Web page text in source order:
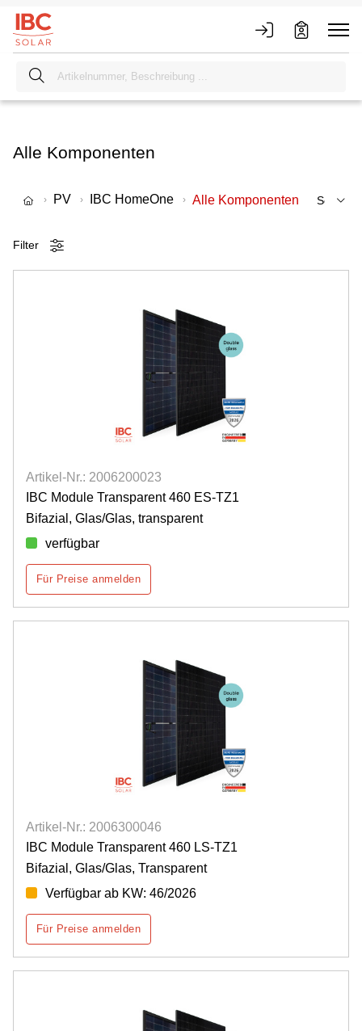
Alle Komponenten
PV IBC HomeOne Alle Komponenten
Filter
Artikel-Nr.: 2006200023
IBC Module Transparent 460 ES-TZ1
Bifazial, Glas/Glas, transparent
verfügbar
Für Preise anmelden
Artikel-Nr.: 2006300046
IBC Module Transparent 460 LS-TZ1
Bifazial, Glas/Glas, Transparent
Verfügbar ab KW: 46/2026
Für Preise anmelden